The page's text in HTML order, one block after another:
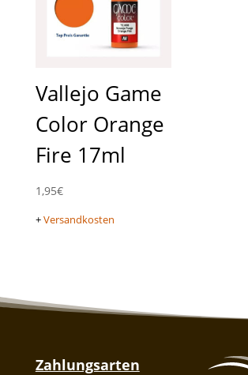
Vallejo Game
Color Orange
Fire 17ml
1,95€
+Versandkosten
Zahlungsarten